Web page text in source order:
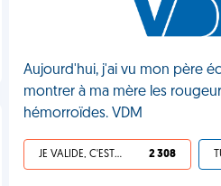
Aujourd'hui, j'ai vu mon père
montrer à ma mère les
hémorroïdes. VDM
JE VALIDE, C'EST UNE VDM 2 308